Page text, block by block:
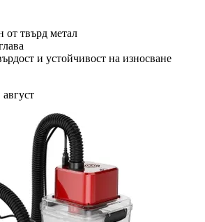
от твърд метал
и устойчивост на износване